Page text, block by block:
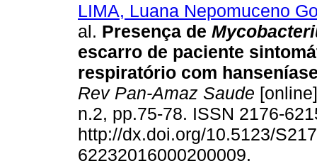
LIMA, Luana Nepomuceno
al. Presença de
escarro de paciente
respiratório com
Rev Pan-Amaz Saude
n.2, pp.75-78. ISSN 2176-
http://dx.doi.org/10.5123/
62232016000200009.